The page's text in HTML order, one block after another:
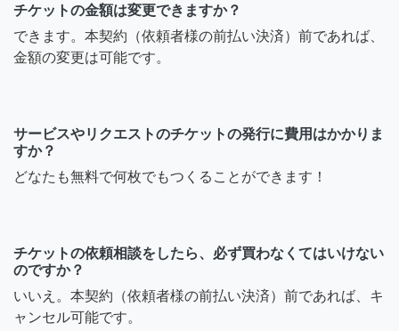
チケットの金額は変更できますか？
できます。本契約（依頼者様の前払い決済）前であれば、
金額の変更は可能です。
サービスやリクエストのチケットの発行に費用はかかりま
すか？
どなたも無料で何枚でもつくることができます！
チケットの依頼相談をしたら、必ず買わなくてはいけない
のですか？
いいえ。本契約（依頼者様の前払い決済）前であれば、キ
ャンセル可能です。